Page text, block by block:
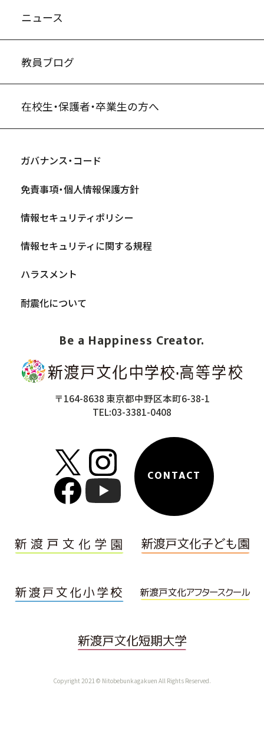
Be a Happiness Creator.
〒164-8638 東京都中野区本町6-38-1
TEL:03-3381-0408
CONTACT
ニュース
教員ブログ
在校生・保護者・卒業生の方へ
ガバナンス・コード
免責事項・個人情報保護方針
情報セキュリティポリシー
情報セキュリティに関する規程
ハラスメント
耐震化について
Copyright 2021© Nitobebunkagakuen All Rights Reserved.